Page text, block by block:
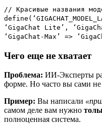
// Красивые названия
‘GigaChat Lite’,
‘GigaChat-Max’ =>
Чего еще не хватает
Проблема: ИИ-Эксперты
форме. Но часто вы сами не
Пример: Вы написали
самом деле вам нужно
полноценная система.